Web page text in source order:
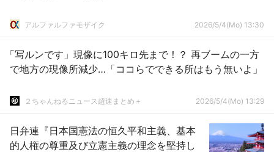
アルファルファモザイク 2026/5/4(Mo) 13:30
「写ルンです」現像に100キロ先まで！？ 再ブームの一方
で地方の現像所減少…「ココらでできる所はもう無いよ」
２ちゃんねるニュース超速まとめ＋ 2026/5/4(Mo) 13:29
日弁連『日本国憲法の恒久平和主義、基本
的人権の尊重及び立憲主義の理念を堅持し